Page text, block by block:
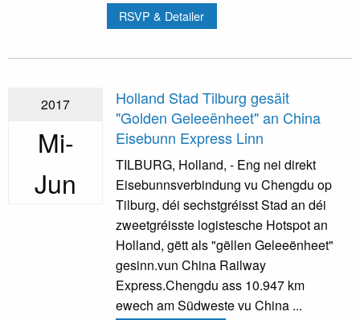
RSVP & Detailer
2017
Mi-
Jun
Holland Stad Tilburg gesäit
"Golden Geleeënheet" an China
Eisebunn Express Linn
TILBURG, Holland, - Eng nei direkt
Eisebunnsverbindung vu Chengdu op
Tilburg, déi sechstgréisst Stad an déi
zweetgréisste logistesche Hotspot an
Holland, gëtt als "gëllen Geleeënheet"
gesinn.vun China Railway
Express.Chengdu ass 10.947 km
ewech am Südweste vu China ...